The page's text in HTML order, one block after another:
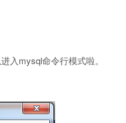
入mysql命令行模式啦。